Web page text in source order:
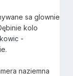
sa glownie
kolo
-
naziemna